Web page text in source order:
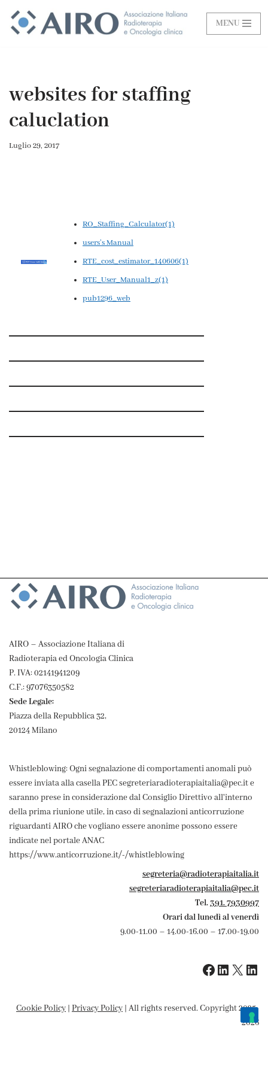
Vai
MENU
websites for staffing
caluclation
Luglio 29, 2017
RO_Staffing_Calculator(1)
users’s Manual
RTE_cost_estimator_140606(1)
RTE_User_Manual1_z(1)
pub1296_web
AIRO – Associazione Italiana di
Radioterapia ed Oncologia Clinica
P. IVA: 02141941209
C.F.: 97076350582
Sede Legale:
Piazza della Repubblica 32,
20124 Milano
Whistleblowing: Ogni segnalazione di comportamenti anomali può
essere inviata alla casella PEC segreteriaradioterapiaitalia@pec.it e
saranno prese in considerazione dal Consiglio Direttivo all'interno
della prima riunione utile, in caso di segnalazioni anticorruzione
riguardanti AIRO che vogliano essere anonime possono essere
indicate nel portale ANAC
https://www.anticorruzione.it/-/whistleblowing
segreteria@radioterapiaitalia.it
segreteriaradioterapiaitalia@pec.it
Tel.391. 7930997
Orari dal lunedì al venerdì
9.00-11.00 – 14.00-16.00 – 17.00-19.00
Cookie Policy | Privacy Policy | All rights reserved. Copyright 2025-
2026